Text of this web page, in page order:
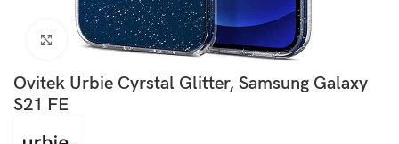
Kliknite za povečavo
Ovitek Urbie Cyrstal Glitter, Samsung Galaxy
S21 FE